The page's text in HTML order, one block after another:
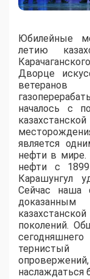
Юбилейные
летию
Дворце
началось с
является
нефти в мире.
нефти с
Карашунгул
Сейчас наша
поколений.
наслаждаться